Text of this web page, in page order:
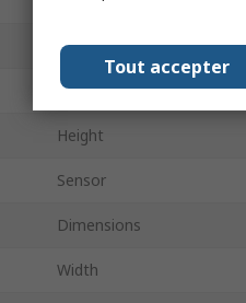
Weight
NFC
Height
Sensor
Dimensions
Width
Tout accepter